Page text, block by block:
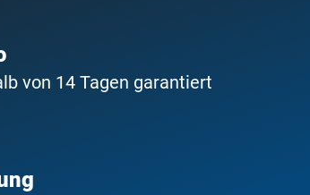
von 14 Tagen garantiert